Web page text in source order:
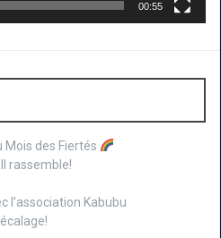
00:55
Mois des Fiertés
rassemble!
l’association Kabubu